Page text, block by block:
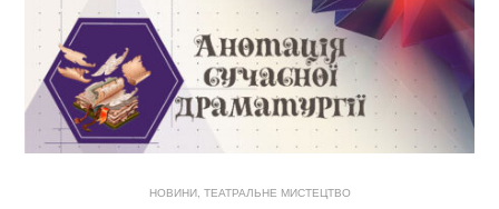
НОВИНИ, ТЕАТРАЛЬНЕ МИСТЕЦТВО